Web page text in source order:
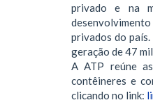
privado e na
privados do
geração de 47
A ATP reúne
contêineres e
clicando no link: